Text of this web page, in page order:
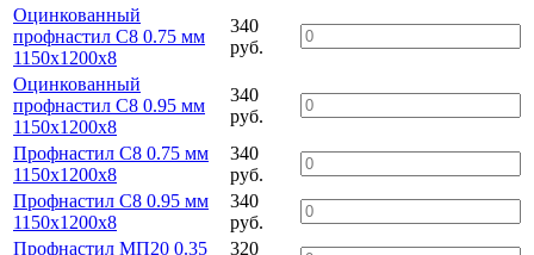
Оцинкованный
профнастил С8 0.75 мм
1150х1200х8
340
руб.
Оцинкованный
профнастил С8 0.95 мм
1150х1200х8
340
руб.
Профнастил С8 0.75 мм
1150х1200х8
340
руб.
Профнастил С8 0.95 мм
1150х1200х8
340
руб.
Профнастил МП20 0.35
320